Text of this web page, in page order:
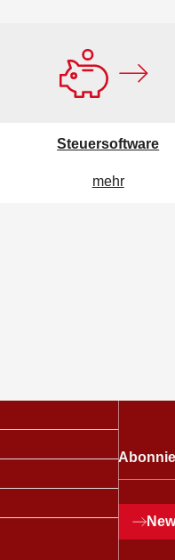
Steuersoftware
mehr